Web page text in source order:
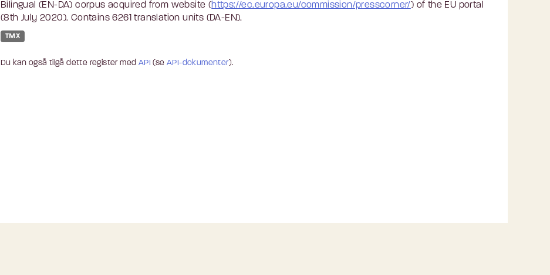
Bilingual (EN-DA) corpus acquired from website (https://ec.europa.eu/commission/presscorner/) of the EU portal
(8th July 2020). Contains 6261 translation units (DA-EN).
TMX
Du kan også tilgå dette register med API (seAPI-dokumenter).